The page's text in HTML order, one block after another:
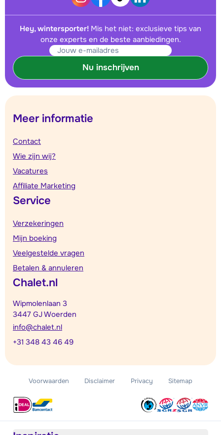
Hey, wintersporter! Mis het niet: exclusieve tips van
onze experts en de beste aanbiedingen.
Nu inschrijven
Meer informatie
Contact
Wie zijn wij?
Vacatures
Affiliate Marketing
Service
Verzekeringen
Mijn boeking
Veelgestelde vragen
Betalen & annuleren
Chalet.nl
Wipmolenlaan 3
3447 GJ Woerden
info@chalet.nl
+31 348 43 46 49
Voorwaarden Disclaimer Privacy Sitemap